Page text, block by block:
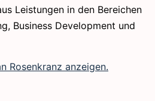
Leistungen in den Bereichen
Business Development und
Rosenkranz anzeigen.